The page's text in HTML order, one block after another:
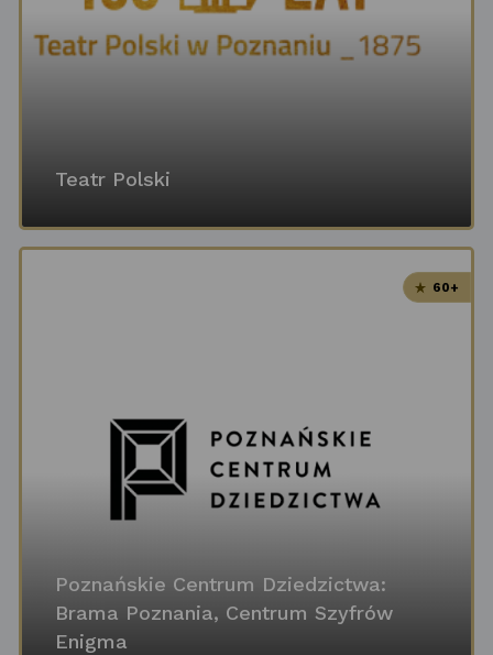
Teatr Polski
60+
Poznańskie Centrum Dziedzictwa:
Brama Poznania, Centrum Szyfrów
Enigma